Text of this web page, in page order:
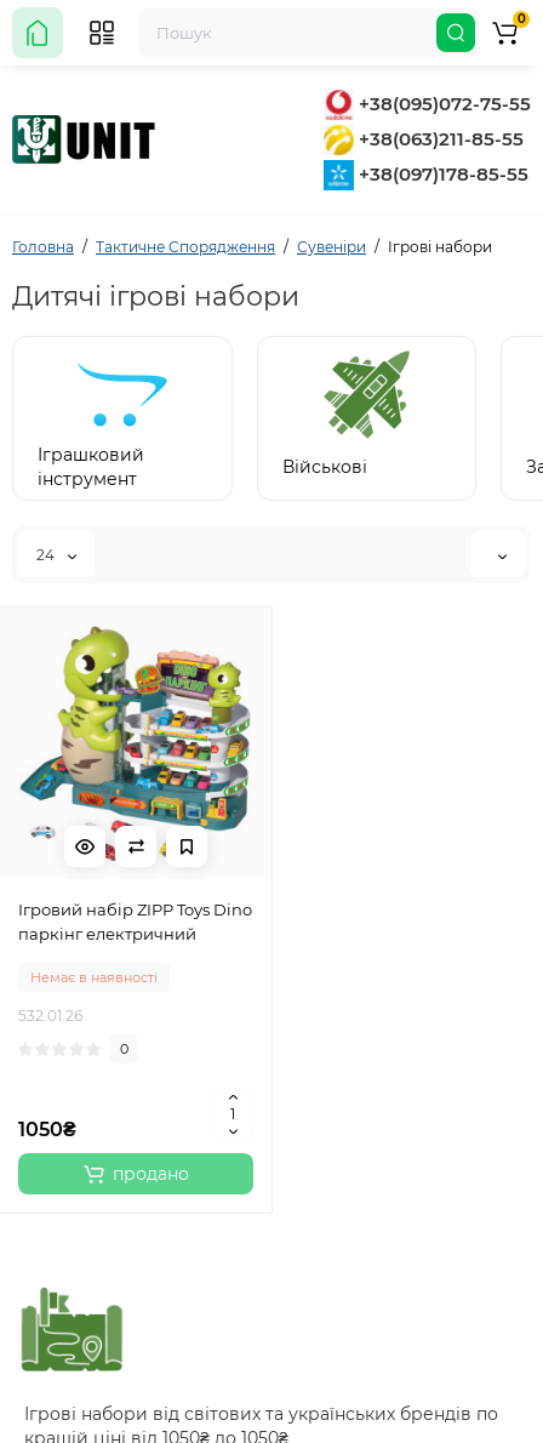
+38(095)072-75-55
+38(063)211-85-55
+38(097)178-85-55
0
Головна Тактичне Спорядження Сувеніри Ігрові набори
Дитячі ігрові набори
Іграшковий
інструмент
Військові
24
Ігровий набір ZIPP Toys Dino
паркінг електричний
Немає в наявності
532.01.26
0
1050₴
продано
Ігрові набори від світових та українських брендів по
кращій ціні від 1050₴ до 1050₴